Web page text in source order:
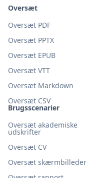
Brugsscenarier
Oversæt akademiske
udskrifter
Oversæt CV
Oversæt skærmbilleder
Oversæt
Oversæt PDF
Oversæt PPTX
Oversæt EPUB
Oversæt VTT
Oversæt Markdown
Oversæt CSV